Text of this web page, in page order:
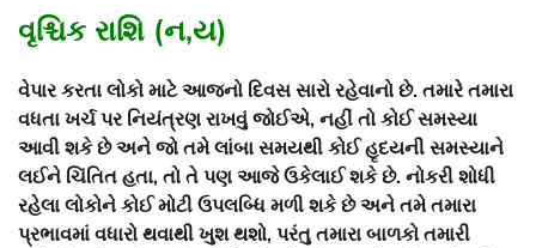
વૃશ્ચિક રાશિ (ન,ય)
વેપાર કરતા લોકો માટે આજનો દિવસ સારો રહેવાનો છે. તમારે તમારા
વધતા ખર્ચ પર નિયંત્રણ રાખવું જોઈએ, નહીં તો કોઈ સમસ્યા
આવી શકે છે અને જો તમે લાંબા સમયથી કોઈ હૃદયની સમસ્યાને
લઈને ચિંતિત હતા, તો તે પણ આજે ઉકેલાઈ શકે છે. નોકરી શોધી
રહેલા લોકોને કોઈ મોટી ઉપલબ્ધિ મળી શકે છે અને તમે તમારા
પ્રભાવમાં વધારો થવાથી ખુશ થશો, પરંતુ તમારા બાળકો તમારી